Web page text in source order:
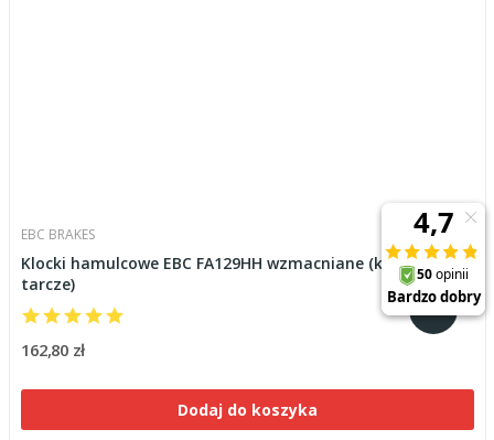
EBC BRAKES
Klocki hamulcowe EBC FA129HH wzmacniane (kpl. na 1
tarcze)
162,80 zł
Dodaj do koszyka